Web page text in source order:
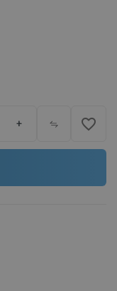
+ favorite_border